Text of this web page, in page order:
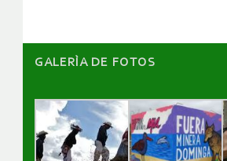
GALERÌA DE FOTOS